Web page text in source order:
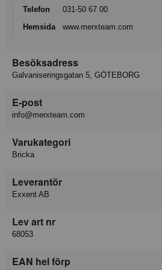
Telefon
031-50 67 00
Hemsida
www.merxteam.com
Besöksadress
Galvaniseringsgatan 5, GÖTEBORG
E-post
info@merxteam.com
Varukategori
Bricka
Leverantör
Exxent AB
Lev art nr
68053
EAN hel förp